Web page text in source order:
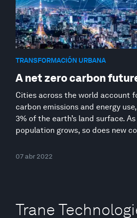
TRANSFORMACIÓN URBANA
A net zero carbon
Cities across the world account
carbon emissions and energy
3% of the earth’s land surface.
population grows, so does new
07 abr 2022
Trane